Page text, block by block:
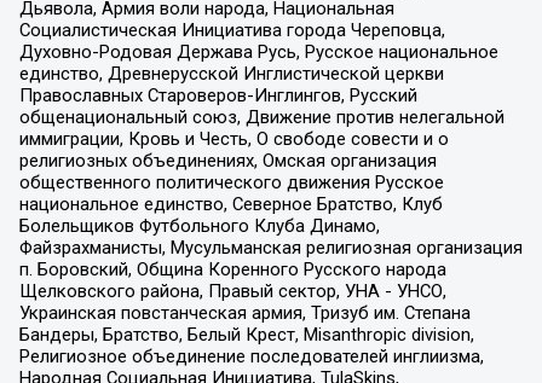
Дьявола, Армия воли народа, Национальная
Социалистическая Инициатива города Череповца,
Духовно-Родовая Держава Русь, Русское национальное
единство, Древнерусской Инглистической церкви
Православных Староверов-Инглингов, Русский
общенациональный союз, Движение против нелегальной
иммиграции, Кровь и Честь, О свободе совести и о
религиозных объединениях, Омская организация
общественного политического движения Русское
национальное единство, Северное Братство, Клуб
Болельщиков Футбольного Клуба Динамо,
Файзрахманисты, Мусульманская религиозная организация
п. Боровский, Община Коренного Русского народа
Щелковского района, Правый сектор, УНА - УНСО,
Украинская повстанческая армия, Тризуб им. Степана
Бандеры, Братство, Белый Крест, Misanthropic division,
Религиозное объединение последователей инглиизма,
Народная Социальная Инициатива, TulaSkins,